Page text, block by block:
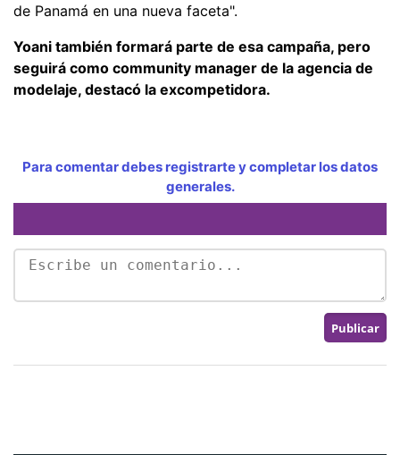
de Panamá en una nueva faceta".
Yoani también formará parte de esa campaña, pero
seguirá como community manager de la agencia de
modelaje, destacó la excompetidora.
Para comentar debes registrarte y completar los datos
generales.